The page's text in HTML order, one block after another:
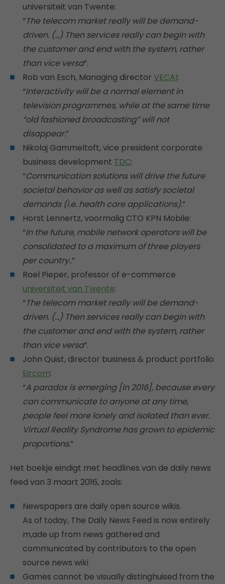
universiteit van Twente:
“The telecom market really will be demand-
driven. (…) Then services really can begin with
the customer and end with the system, rather
than vice versa”.
Rob van Esch, Managing director VECAI:
“Interactivity will be a normal element in
television programmes, while at the same time
“old fashioned broadcasting” will not
disappear.”
Nikolaj Gammeltoft, vice president corporate
business development TDC:
“Communication solutions will drive the future
societal behavior as well as satisfy societal
demands (i.e. health care applications).”
Horst Lennertz, voormalig CTO KPN Mobile:
“In the future, mobile network operators will be
consolidated to a maximum of three players
per country..”
Roel Pieper, professor of e-commerce
universiteit van Twente:
“The telecom market really will be demand-
driven. (…) Then services really can begin with
the customer and end with the system, rather
than vice versa”.
John Quist, director business & product portfolio
Eircom:
“A paradox is emerging [in 2016], because every
can communicate to anyone at any time,
people feel more lonely and isolated than ever.
Virtual Reality Syndrome has grown to epidemic
proportions.”
Het boekje eindigt met headlines van de daily news
feed van 3 maart 2016, zoals:
Newspapers are daily open source wikis.
As of today, The Daily News Feed is now entirely
m,ade up from news gathered and
communicated by contributors to the open
source news wiki
Games cannot be visually distinghuised from the